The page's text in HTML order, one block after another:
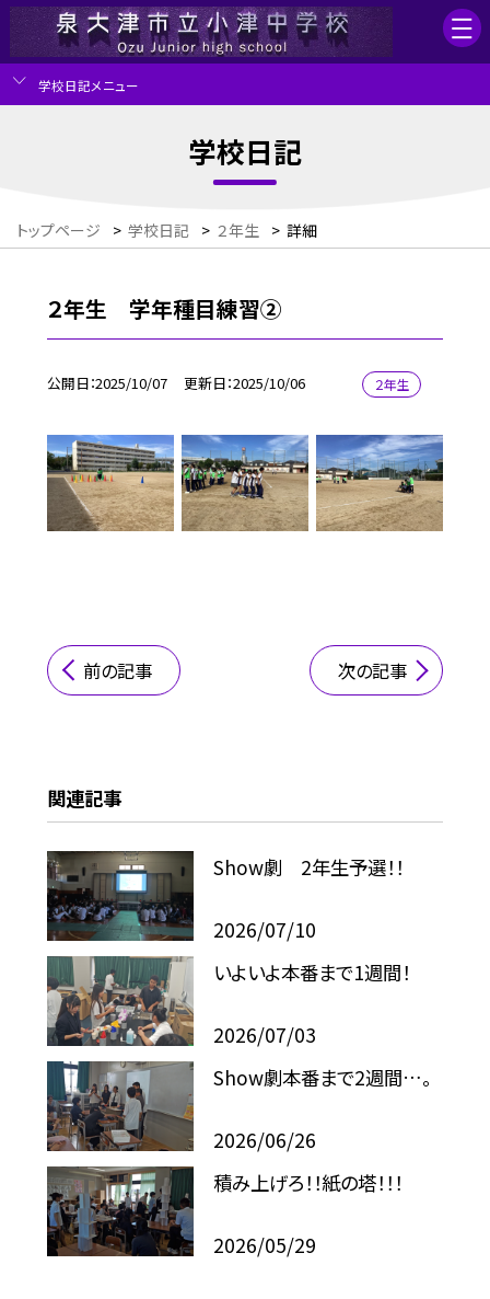
学校日記メニュー
学校日記
トップページ > 学校日記 > ２年生 > 詳細
２年生 学年種目練習②
公開日 2025/10/07 更新日 2025/10/06 ２年生
前の記事 次の記事
関連記事
Show劇 2年生予選！！
2026/07/10
いよいよ本番まで1週間！
2026/07/03
Show劇本番まで2週間…。
2026/06/26
積み上げろ！！紙の塔！！！
2026/05/29